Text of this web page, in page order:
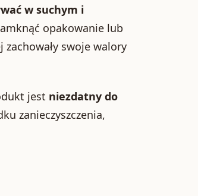
w suchym i
opakowanie lub
zachowały swoje walory
jest niezdatny do
zanieczyszczenia,